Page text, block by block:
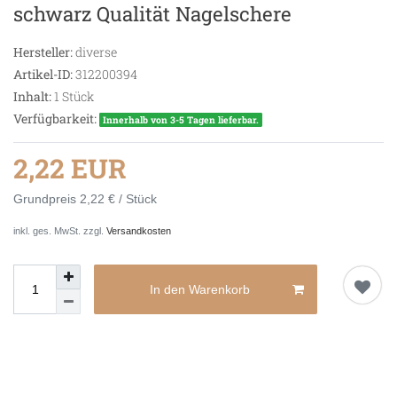
schwarz Qualität Nagelschere
Hersteller:diverse
Artikel-ID:312200394
Inhalt:1 Stück
Verfügbarkeit: Innerhalb von 3-5 Tagen lieferbar.
2,22 EUR
Grundpreis 2,22 € / Stück
inkl. ges. MwSt. zzgl. Versandkosten
In den Warenkorb